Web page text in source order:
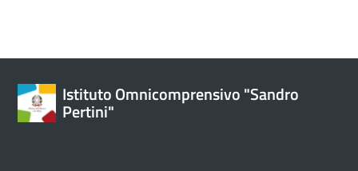
Istituto Omnicomprensivo "Sandro
Pertini"